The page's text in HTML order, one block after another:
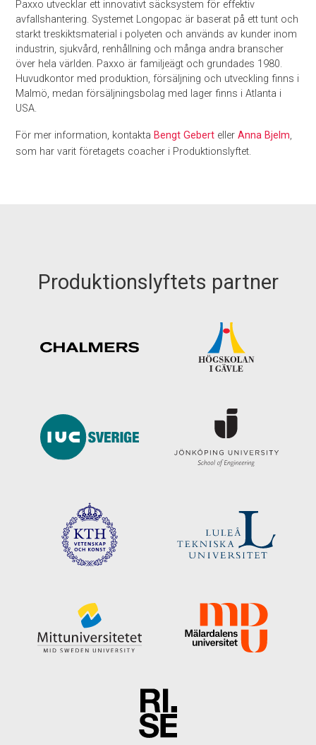
Paxxo utvecklar ett innovativt säcksystem för effektiv
avfallshantering. Systemet Longopac är baserat på ett tunt och
starkt treskiktsmaterial i polyeten och används av kunder inom
industrin, sjukvård, renhållning och många andra branscher
över hela världen. Paxxo är familjeägt och grundades 1980.
Huvudkontor med produktion, försäljning och utveckling finns i
Malmö, medan försäljningsbolag med lager finns i Atlanta i
USA.
För mer information, kontakta Bengt Gebert ellerAnna Bjelm,
som har varit företagets coacher i Produktionslyftet.
Produktionslyftets partner